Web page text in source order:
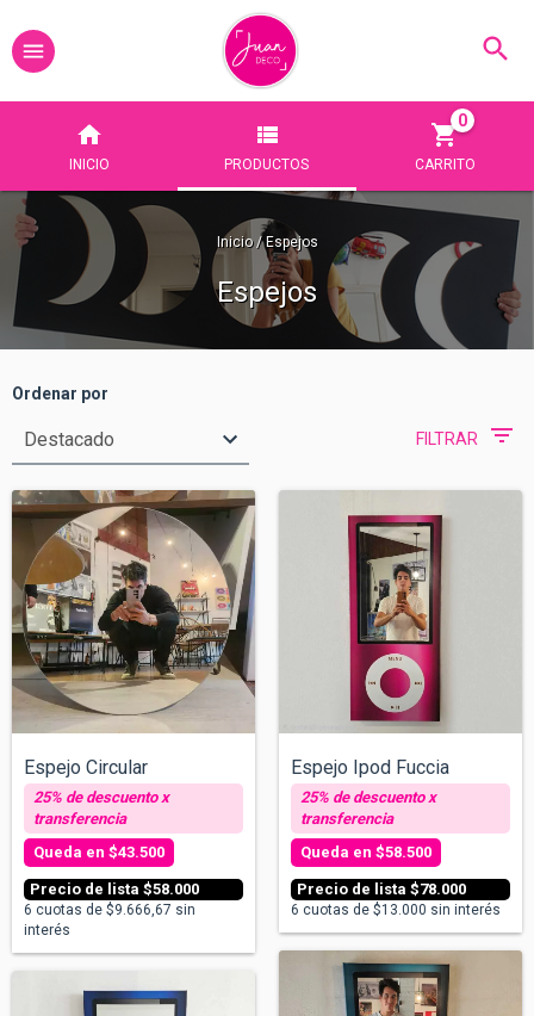
INICIO PRODUCTOS CARRITO
0
Inicio / Espejos
Espejos
Ordenar por
FILTRAR
Espejo Circular
$58.000
$43.500
6 cuotas de $9.666,67 sin
interés
Espejo Ipod Fuccia
$78.000
$58.500
6 cuotas de $13.000 sin interés